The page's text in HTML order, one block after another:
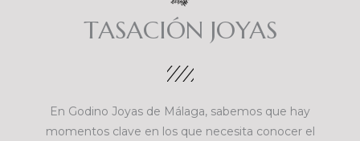
TASACIÓN JOYAS
En Godino Joyas de Málaga, sabemos que hay
momentos clave en los que necesita conocer el